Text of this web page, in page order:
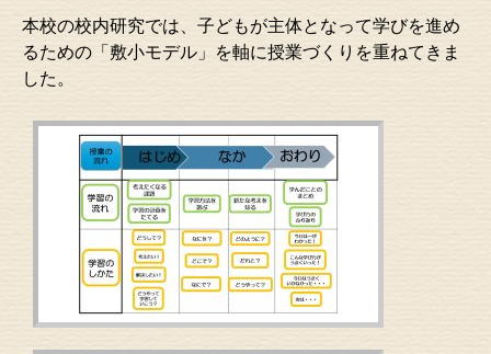
本校の校内研究では、子どもが主体となって学びを進め
るための「敷小モデル」を軸に授業づくりを重ねてきま
した。